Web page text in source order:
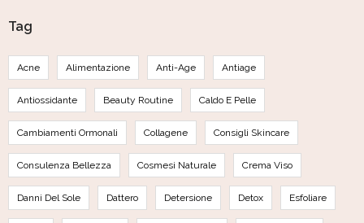
Tag
Acne Alimentazione Anti-Age Antiage
Antiossidante Beauty Routine Caldo E Pelle
Cambiamenti Ormonali Collagene Consigli Skincare
Consulenza Bellezza Cosmesi Naturale Crema Viso
Danni Del Sole Dattero Detersione Detox Esfoliare